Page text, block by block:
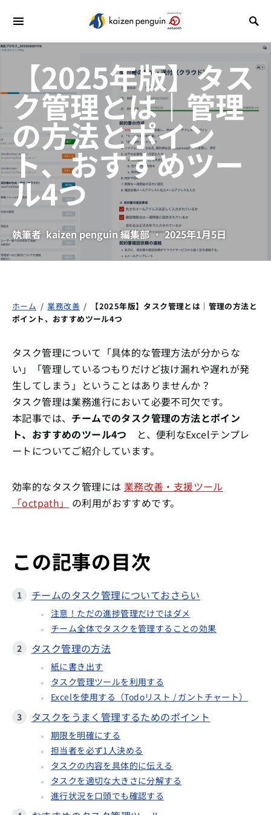
【2025年版】タス
ク管理とは｜管理
の方法とポイン
ト、おすすめツー
ル4つ
執筆者 kaizen penguin 編集部 2025年1月5日
ホーム / 業務改善 /
【2025年版】タスク管理とは｜管理の方法と
ポイント、おすすめツール4つ
タスク管理について「具体的な管理方法が分からな
い」「管理しているつもりだけど抜け漏れや遅れが発
生してしまう」ということはありませんか？
タスク管理は業務進行において必要不可欠です。
本記事では、 チームでのタスク管理の方法とポイン
ト、おすすめのツール4つ と、便利なExcelテンプレ
ートについてご紹介しています。
効率的なタスク管理には 業務改善・支援ツール
「octpath」
の利用がおすすめです。
この記事の目次
チームのタスク管理についておさらい
注意！ただの進捗管理だけではダメ
チーム全体でタスクを管理することの効果
タスク管理の方法
紙に書き出す
タスク管理ツールを利用する
Excelを使用する（Todoリスト / ガントチャート）
タスクをうまく管理するためのポイント
期限を明確にする
担当者を必ず1人決める
タスクの内容を具体的に伝える
タスクを適切な大きさに分解する
進行状況を口頭でも確認する